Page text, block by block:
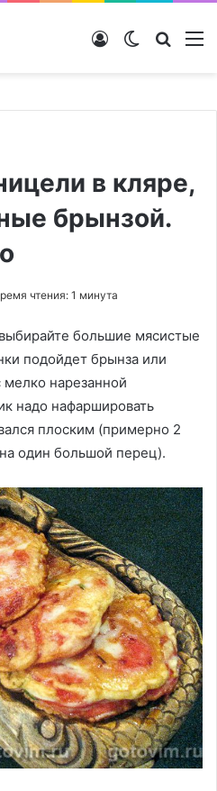
Switch skin
Войти
в кляре,
брынзой.
чтения: 1 минута
большие мясистые
подойдет брынза или
нарезанной
надо нафаршировать
плоским (примерно 2
один большой перец).